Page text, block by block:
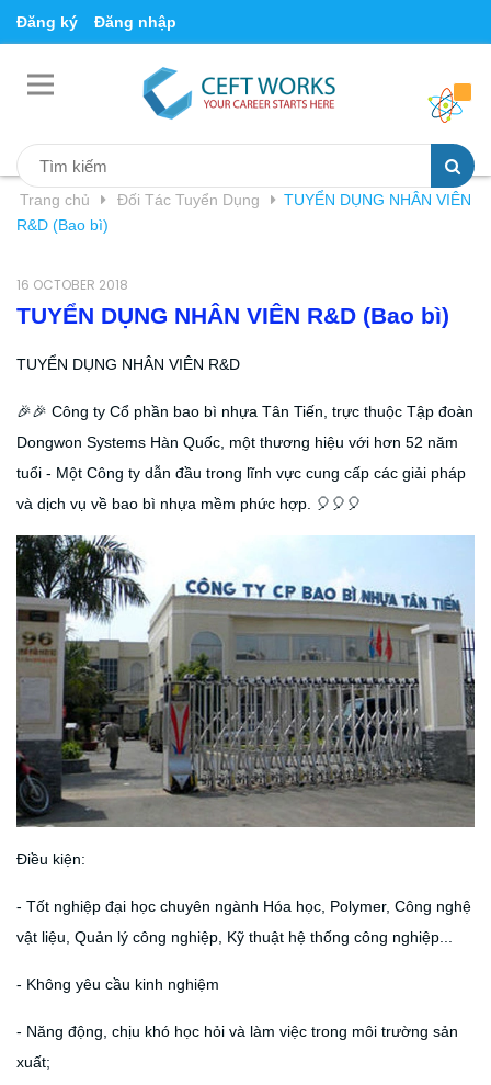
Đăng ký Đăng nhập
Trang chủ Đối Tác Tuyển Dụng
TUYỂN DỤNG NHÂN VIÊN
R&D (Bao bì)
16 OCTOBER 2018
TUYỂN DỤNG NHÂN VIÊN R&D (Bao bì)
TUYỂN DỤNG NHÂN VIÊN R&D
🎉🎉 Công ty Cổ phần bao bì nhựa Tân Tiến, trực thuộc Tập đoàn
Dongwon Systems Hàn Quốc, một thương hiệu với hơn 52 năm
tuổi - Một Công ty dẫn đầu trong lĩnh vực cung cấp các giải pháp
và dịch vụ về bao bì nhựa mềm phức hợp.
🎈🎈🎈
Điều kiện:
- Tốt nghiệp đại học chuyên ngành Hóa học, Polymer, Công nghệ
vật liệu, Quản lý công nghiệp, Kỹ thuật hệ thống công nghiệp...
- Không yêu cầu kinh nghiệm
- Năng động, chịu khó học hỏi và làm việc trong môi trường sản
xuất;